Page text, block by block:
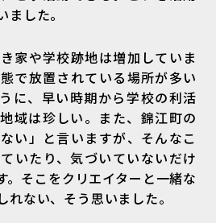
した。
家や学校跡地は増加していま
で放置されている場所が多い
に、早い時期から学校の利活
域は珍しい。また、錦江町の
い」と言いますが、そんなこ
いたり、気づいていないだけ
。そこをクリエイターと一緒な
れない、そう思いました。